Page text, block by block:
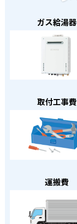
ガス給湯器
取付工事費
運搬費